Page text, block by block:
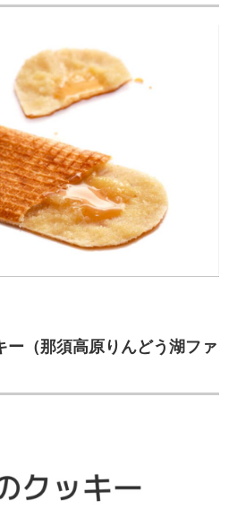
ー（那須高原りんどう湖ファ